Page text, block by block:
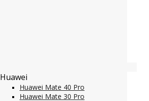
Huawei
Huawei Mate 40 Pro
Huawei Mate 30 Pro